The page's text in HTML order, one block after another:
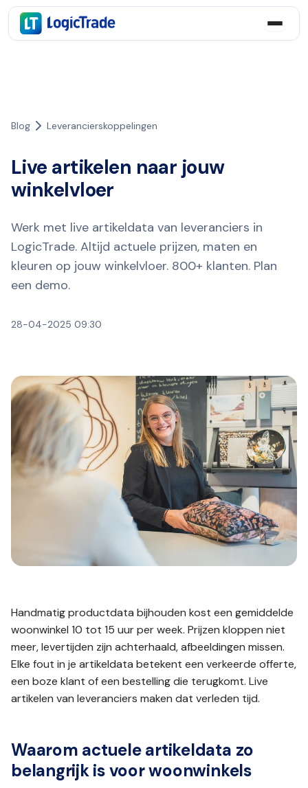
Blog Leverancierskoppelingen
Live artikelen naar jouw
winkelvloer
Werk met live artikeldata van leveranciers in
LogicTrade. Altijd actuele prijzen, maten en
kleuren op jouw winkelvloer. 800+ klanten. Plan
een demo.
28-04-2025 09:30
Handmatig productdata bijhouden kost een gemiddelde
woonwinkel 10 tot 15 uur per week. Prijzen kloppen niet
meer, levertijden zijn achterhaald, afbeeldingen missen.
Elke fout in je artikeldata betekent een verkeerde offerte,
een boze klant of een bestelling die terugkomt. Live
artikelen van leveranciers maken dat verleden tijd.
Waarom actuele artikeldata zo
belangrijk is voor woonwinkels